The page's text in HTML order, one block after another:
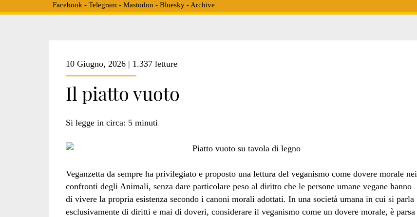
Facebook - Telegram - Mastodon - Bluesky- Archive
<span>Storie</span>
10 Giugno, 2026 | 1.337 letture
Il piatto vuoto
Si legge in circa: 5 minuti
Veganzetta da sempre ha privilegiato e proposto una lettura del veganismo come dovere morale nei
confronti degli Animali, senza dare particolare peso al diritto che le persone umane vegane hanno
di vivere la propria esistenza secondo i canoni morali adottati. In una società umana in cui si parla
esclusivamente di diritti e mai di doveri, considerare il veganismo come un dovere morale, è parsa